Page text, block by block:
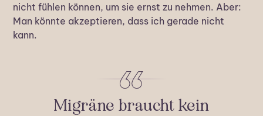
nicht fühlen können, um sie ernst zu nehmen. Aber:
Man könnte akzeptieren, dass ich gerade nicht
kann.
Migräne braucht kein